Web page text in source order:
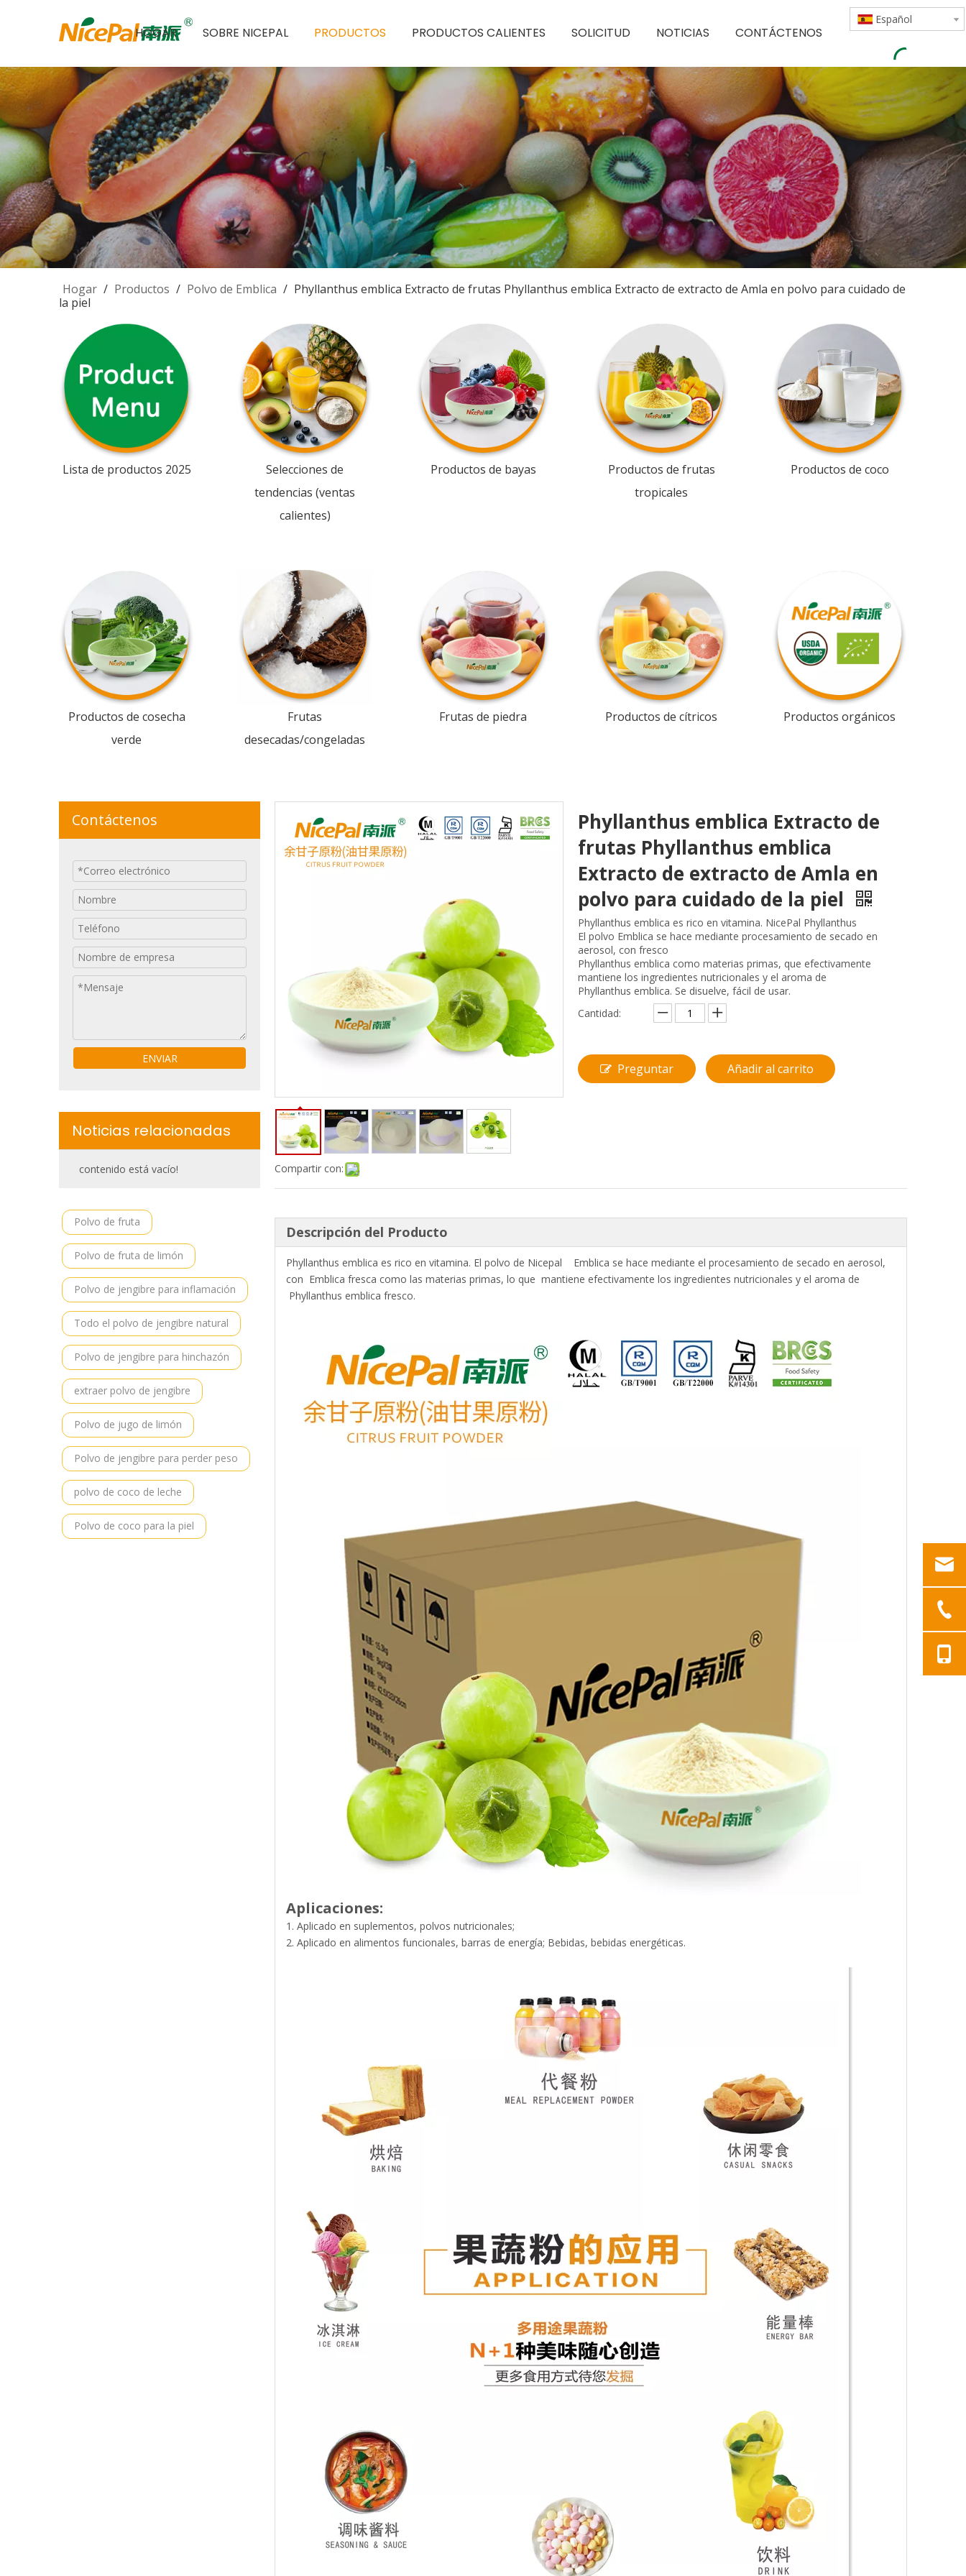
HOGAR SOBRE NICEPAL PRODUCTOS PRODUCTOS CALIENTES SOLICITUD NOTICIAS CONTÁCTENOS
Español
Hogar / Productos / Polvo de Emblica / Phyllanthus emblica Extracto de frutas Phyllanthus emblica Extracto de extracto de Amla en polvo para cuidado de
la piel
Lista de productos 2025
Selecciones de
tendencias (ventas
calientes)
Productos de bayas
Productos de frutas
tropicales
Productos de coco
Productos de cosecha
verde
Frutas
desecadas/congeladas
Frutas de piedra Productos de cítricos Productos orgánicos
Contáctenos
ENVIAR
Noticias relacionadas
contenido está vacío!
Polvo de fruta
Polvo de fruta de limón
Polvo de jengibre para inflamación
Todo el polvo de jengibre natural
Polvo de jengibre para hinchazón
extraer polvo de jengibre
Polvo de jugo de limón
Polvo de jengibre para perder peso
polvo de coco de leche
Polvo de coco para la piel
Compartir con:
Phyllanthus emblica Extracto de
frutas Phyllanthus emblica
Extracto de extracto de Amla en
polvo para cuidado de la piel
Phyllanthus emblica es rico en vitamina. NicePal Phyllanthus
El polvo Emblica se hace mediante procesamiento de secado en
aerosol, con fresco
Phyllanthus emblica como materias primas, que efectivamente
mantiene los ingredientes nutricionales y el aroma de
Phyllanthus emblica. Se disuelve, fácil de usar.
Cantidad:
Preguntar Añadir al carrito
Descripción del Producto
Phyllanthus emblica es rico en vitamina. El polvo de Nicepal Emblica se hace mediante el procesamiento de secado en aerosol,
con Emblica fresca como las materias primas, lo que mantiene efectivamente los ingredientes nutricionales y el aroma de
Phyllanthus emblica fresco.
Aplicaciones:
1. Aplicado en suplementos, polvos nutricionales;
2. Aplicado en alimentos funcionales, barras de energía; Bebidas, bebidas energéticas.